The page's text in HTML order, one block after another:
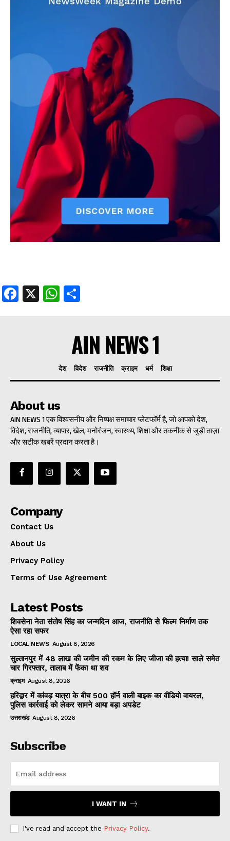
AIN NEWS 1
Contact Us
About Us
Privacy Policy
Terms of Use Agreement
Facebook
X WhatsApp
Share
Facebook
X WhatsApp
AIN NEWS 1
देश विदेश राजनीति क्राइम धर्म शिक्षा
About us
AIN NEWS 1 एक विश्वसनीय और निष्पक्ष समाचार प्लेटफॉर्म है, जो आपको देश,
विदेश, राजनीति, व्यापार, खेल, मनोरंजन, स्वास्थ्य, शिक्षा और तकनीक से जुड़ी ताज़ा
और सटीक खबरें प्रदान करता है।
Company
Contact Us
About Us
Privacy Policy
Terms of Use Agreement
Latest Posts
शिवसेना नेता संतोष सिंह का जन्मदिन आज, राजनीति से फिल्म निर्माण तक
ऐसा रहा सफर
LOCAL NEWS August 8, 2026
सुल्तानपुर में 48 लाख की जमीन की रकम के लिए जीजा की हत्या! साले समेत
चार गिरफ्तार, तालाब में फेंका था शव
क्राइम August 8, 2026
हरिद्वार में कांवड़ यात्रा के बीच 500 हॉर्न वाली बाइक का वीडियो वायरल,
पुलिस कार्रवाई को लेकर सामने आया बड़ा अपडेट
उत्तराखंड August 8, 2026
Subscribe
I WANT IN
I've read and accept the Privacy Policy.